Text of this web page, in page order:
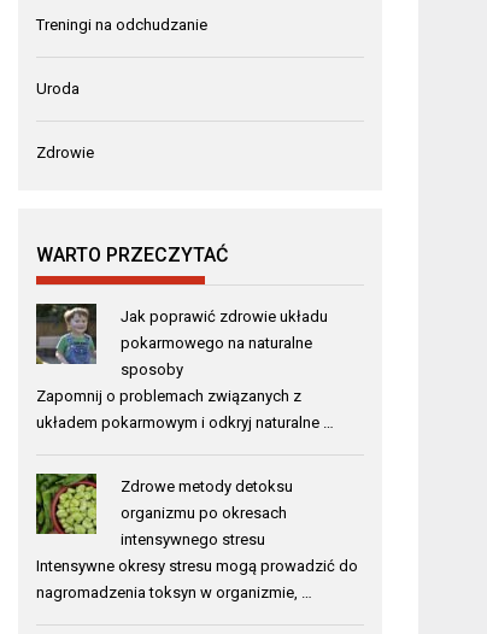
Treningi na odchudzanie
Uroda
Zdrowie
WARTO PRZECZYTAĆ
Jak poprawić zdrowie układu
pokarmowego na naturalne
sposoby
Zapomnij o problemach związanych z
układem pokarmowym i odkryj naturalne …
Zdrowe metody detoksu
organizmu po okresach
intensywnego stresu
Intensywne okresy stresu mogą prowadzić do
nagromadzenia toksyn w organizmie, …